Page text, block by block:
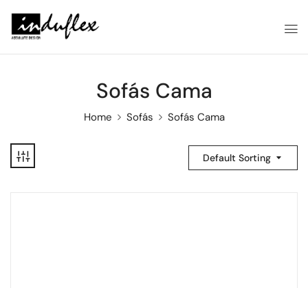
Sofás Cama
Home Sofás Sofás Cama
Default Sorting